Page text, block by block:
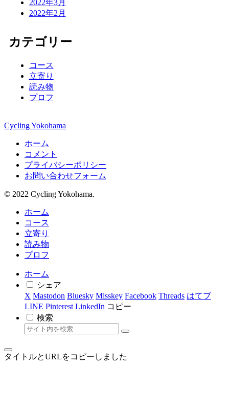
2022年3月
2022年2月
カテゴリー
コース
立寄り
読み物
プロフ
Cycling Yokohama
ホーム
コメント
プライバシーポリシー
お問い合わせフォーム
© 2022 Cycling Yokohama.
ホーム
コース
立寄り
読み物
プロフ
ホーム
シェア
X Mastodon Bluesky Misskey Facebook Threads はてブ
LINE Pinterest LinkedIn コピー
検索
タイトルとURLをコピーしました